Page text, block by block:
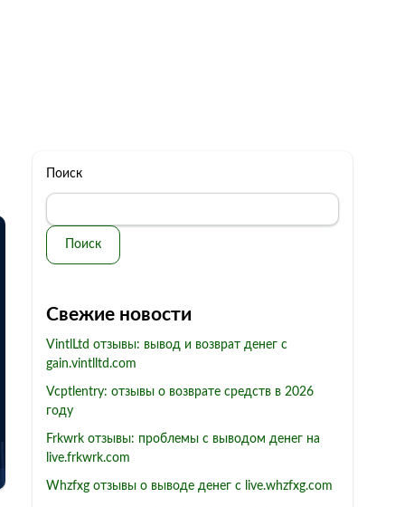
Поиск
Поиск
Свежие новости
VintlLtd отзывы: вывод и возврат денег с
gain.vintlltd.com
Vcptlentry: отзывы о возврате средств в 2026
году
Frkwrk отзывы: проблемы с выводом денег на
live.frkwrk.com
Whzfxg отзывы о выводе денег с live.whzfxg.com